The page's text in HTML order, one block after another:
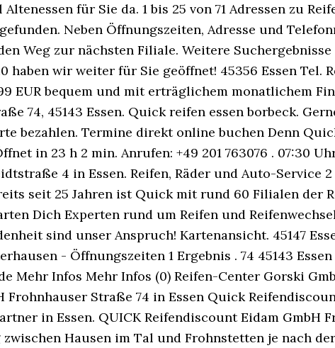
für Sie da. 1 bis 25 von 71 Adressen zu
Neben Öffnungszeiten, Adresse und
Weg zur nächsten Filiale. Weitere
haben wir weiter für Sie geöffnet! 45356 Essen
EUR bequem und mit erträglichem monatlichem
74, 45143 Essen. Quick reifen essen borbeck.
bezahlen. Termine direkt online buchen Denn
in 23 h 2 min. Anrufen: +49 201 763076 . 07:30
4 in Essen. Reifen, Räder und Auto-Service
seit 25 Jahren ist Quick mit rund 60 Filialen der
Dich Experten rund um Reifen und
sind unser Anspruch! Kartenansicht. 45147
- Öffnungszeiten 1 Ergebnis . 74 45143
Mehr Infos Mehr Infos (0) Reifen-Center Gorski
Frohnhauser Straße 74 in Essen Quick
in Essen. QUICK Reifendiscount Eidam GmbH
Hausen im Tal und Frohnstetten je nach der